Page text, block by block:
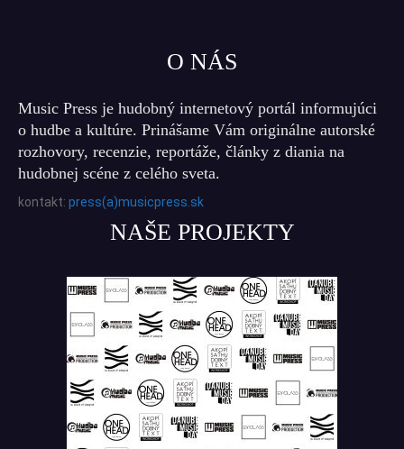
O NÁS
Music Press je hudobný internetový portál informujúci
o hudbe a kultúre. Prinášame Vám originálne autorské
rozhovory, recenzie, reportáže, články z diania na
hudobnej scéne z celého sveta.
kontakt: press(a)musicpress.sk
NAŠE PROJEKTY